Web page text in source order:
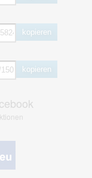
kopieren
kopieren